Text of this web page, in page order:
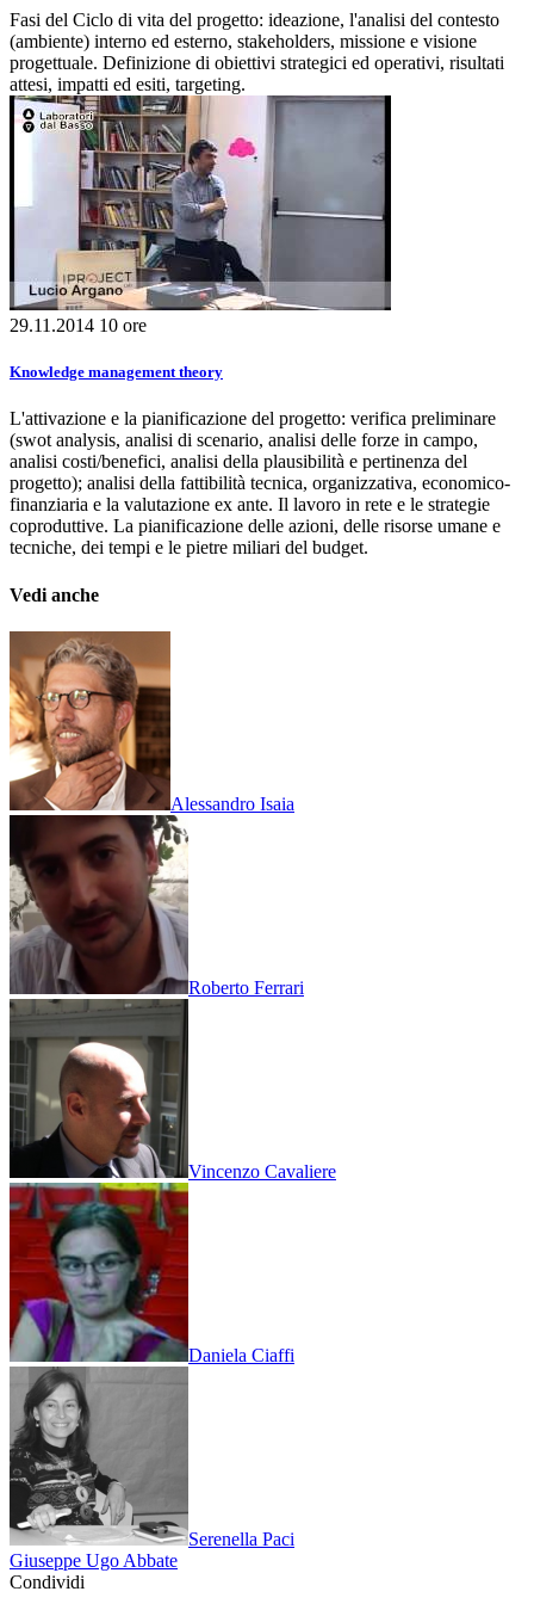
Fasi del Ciclo di vita del progetto: ideazione, l'analisi del contesto
(ambiente) interno ed esterno, stakeholders, missione e visione
progettuale. Definizione di obiettivi strategici ed operativi, risultati
attesi, impatti ed esiti, targeting.
29.11.2014 10 ore
Knowledge management theory
L'attivazione e la pianificazione del progetto: verifica preliminare
(swot analysis, analisi di scenario, analisi delle forze in campo,
analisi costi/benefici, analisi della plausibilità e pertinenza del
progetto); analisi della fattibilità tecnica, organizzativa, economico-
finanziaria e la valutazione ex ante. Il lavoro in rete e le strategie
coproduttive. La pianificazione delle azioni, delle risorse umane e
tecniche, dei tempi e le pietre miliari del budget.
Vedi anche
Alessandro Isaia
Roberto Ferrari
Vincenzo Cavaliere
Daniela Ciaffi
Serenella Paci
Giuseppe Ugo Abbate
Condividi